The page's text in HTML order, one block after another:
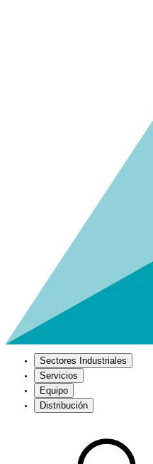
Sectores Industriales
Servicios
Equipo
Distribución